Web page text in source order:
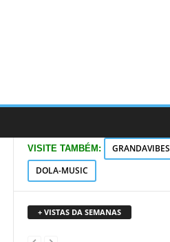
VISITE TAMBÉM: GRANDAVIBES
DOLA-MUSIC
+ VISTAS DA SEMANAS